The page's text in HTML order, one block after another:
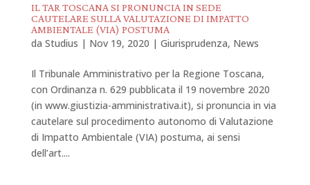
IL TAR TOSCANA SI PRONUNCIA IN SEDE
CAUTELARE SULLA VALUTAZIONE DI IMPATTO
AMBIENTALE (VIA) POSTUMA
da Studius | Nov 19, 2020 | Giurisprudenza, News
Il Tribunale Amministrativo per la Regione Toscana,
con Ordinanza n. 629 pubblicata il 19 novembre 2020
(in www.giustizia-amministrativa.it), si pronuncia in via
cautelare sul procedimento autonomo di Valutazione
di Impatto Ambientale (VIA) postuma, ai sensi
dell’art....